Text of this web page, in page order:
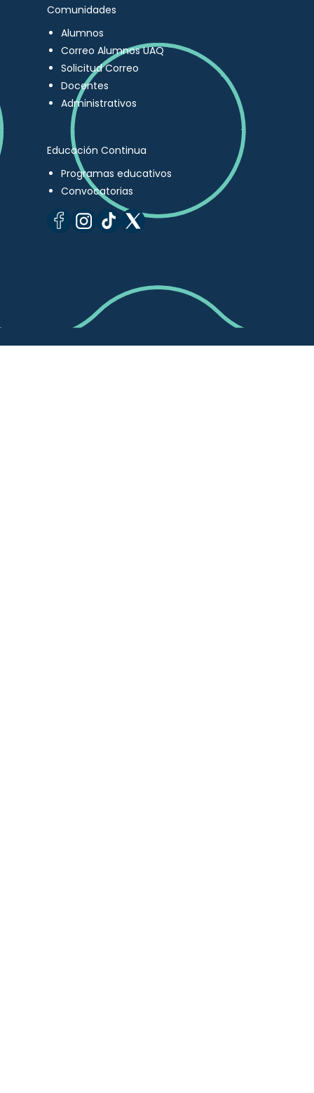
Comunidades
Alumnos
Correo Alumnos UAQ
Solicitud Correo
Docentes
Administrativos
Educación Continua
Programas educativos
Convocatorias